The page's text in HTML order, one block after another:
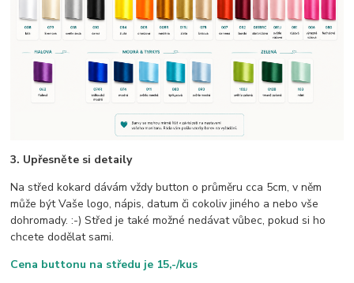
3. Upřesněte si detaily
Na střed kokard dávám vždy button o průměru cca 5cm, v něm
může být Vaše logo, nápis, datum či cokoliv jiného a nebo vše
dohromady. :-) Střed je také možné nedávat vůbec, pokud si ho
chcete dodělat sami.
Cena buttonu na středu je 15,-/kus